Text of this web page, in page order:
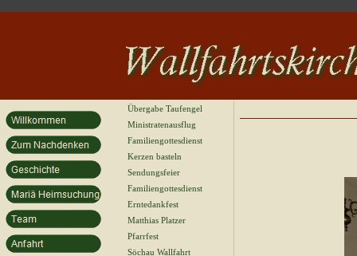
Übergabe Taufengel
Ministratenausflug
Familiengottesdienst
Kerzen basteln
Sendungsfeier
Familiengottesdienst
Erntedankfest
Matthias Platzer
Pfarrfest
Söchau Wallfahrt